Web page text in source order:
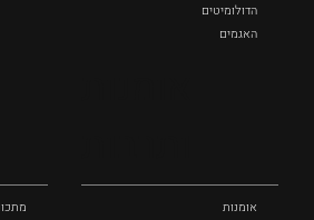
הדולומיטים
האגמים
אומנות